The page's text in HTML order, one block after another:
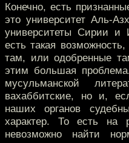
Конечно, есть
это университет Аль-
университеты Сирии и
есть такая
там, или одобренные
этим большая
мусульманской
вахаббитские, но и,
наших органов
характер. То есть на
невозможно найти